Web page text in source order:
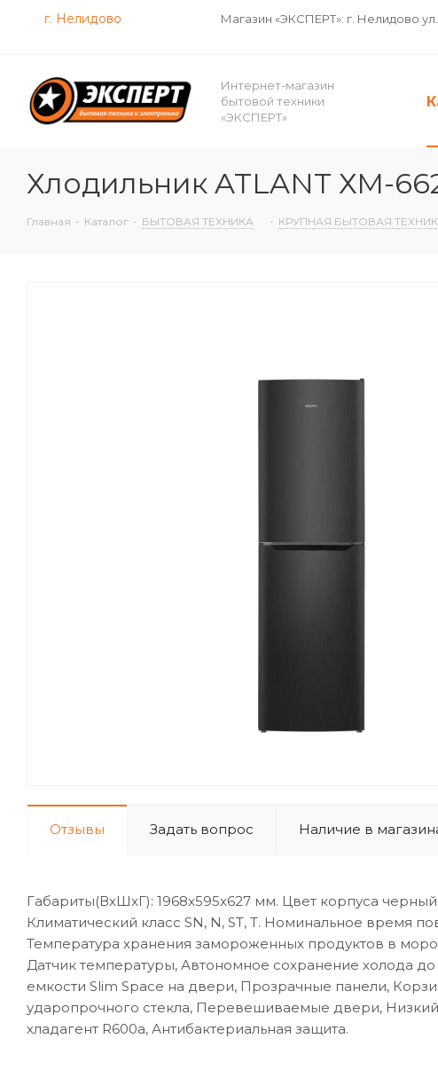
г. Нелидово Магазин «ЭКСПЕРТ»: г. Нелидово
Интернет-магазин
бытовой техники
«ЭКСПЕРТ»
Хлодильник ATLANT ХМ-
Главная - Каталог - БЫТОВАЯ ТЕХНИКА - КРУПНАЯ БЫТОВАЯ
Отзывы Задать вопрос Наличие в
Габариты(ВхШxГ): 1968x595x627 мм. Цвет корпуса
Климатический класс SN, N, ST, T. Номинальное время
Температура хранения замороженных продуктов в
Датчик температуры, Автономное сохранение холода
емкости Slim Space на двери, Прозрачные панели,
ударопрочного стекла, Перевешиваемые двери,
хладагент R600a, Антибактериальная защита.